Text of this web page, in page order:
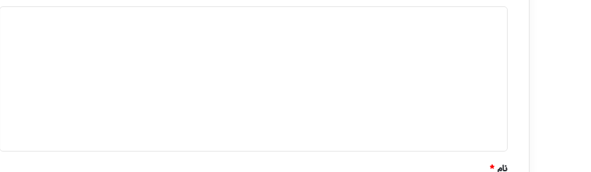
نام*